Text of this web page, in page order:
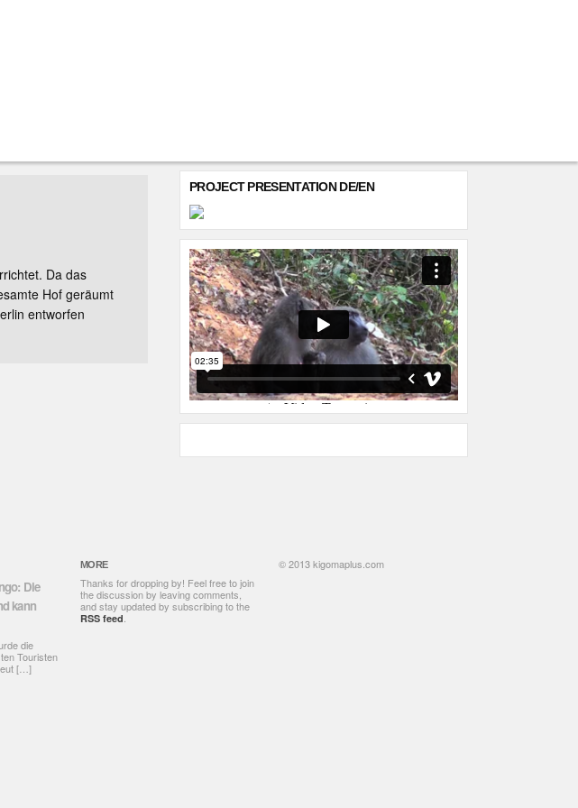
Da das
Hof geräumt
entworfen
PROJECT PRESENTATION DE/EN
Die
kann
die
Touristen
[…]
MORE
Thanks for dropping by! Feel free to join
the discussion by leaving comments,
and stay updated by subscribing to the
RSS feed
© 2013 kigomaplus.com